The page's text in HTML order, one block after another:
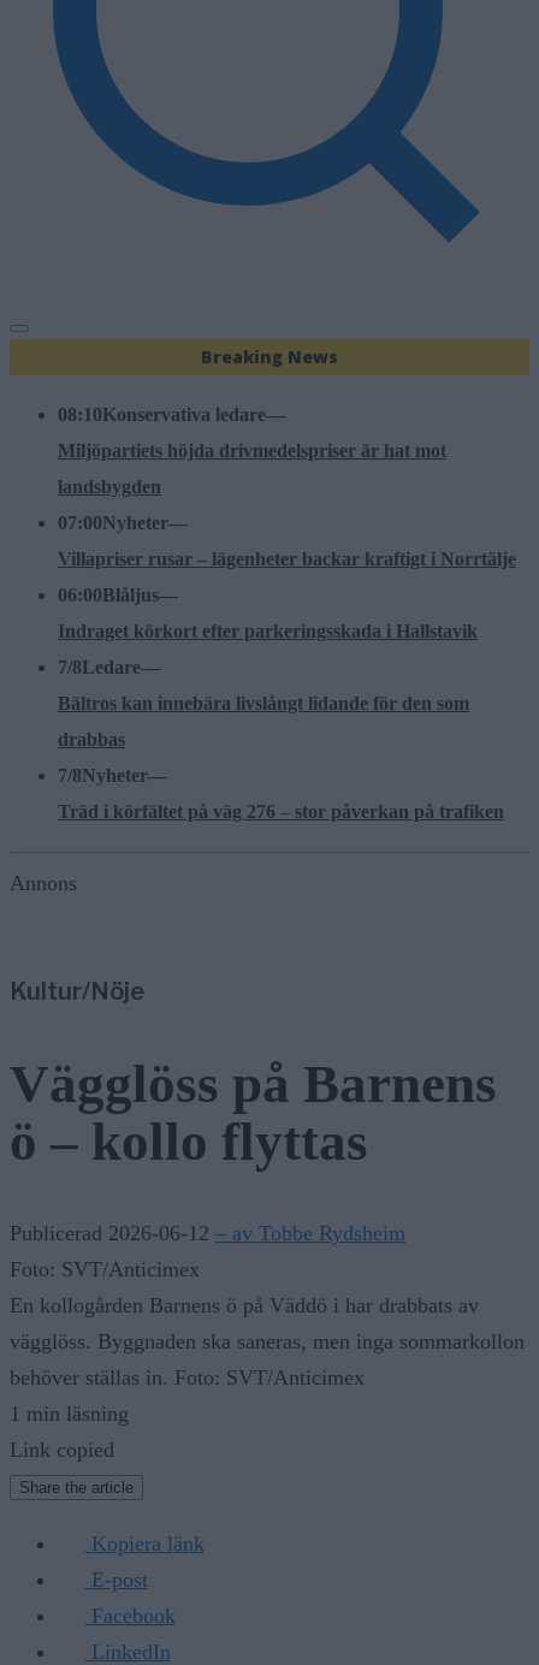
Breaking News
08:10Konservativa ledare—
Miljöpartiets höjda drivmedelspriser är hat mot
landsbygden
07:00Nyheter—
Villapriser rusar – lägenheter backar kraftigt i Norrtälje
06:00Blåljus—
Indraget körkort efter parkeringsskada i Hallstavik
7/8Ledare—
Bältros kan innebära livslångt lidande för den som
drabbas
7/8Nyheter—
Träd i körfältet på väg 276 – stor påverkan på trafiken
Annons
Kultur/Nöje
Vägglöss på Barnens
ö – kollo flyttas
Publicerad 2026-06-12 – av Tobbe Rydsheim
Foto: SVT/Anticimex
En kollogården Barnens ö på Väddö i har drabbats av
vägglöss. Byggnaden ska saneras, men inga sommarkollon
behöver ställas in. Foto: SVT/Anticimex
1 min läsning
Link copied
Share the article
Kopiera länk
E-post
Facebook
LinkedIn